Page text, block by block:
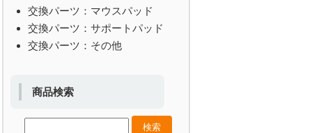
交換パーツ：マウスパッド
交換パーツ：サポートパッド
交換パーツ：その他
商品検索